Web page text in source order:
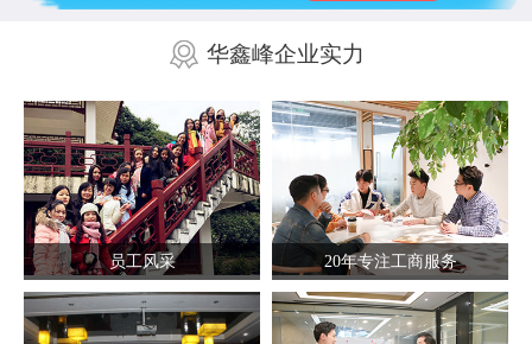
华鑫峰企业实力
员工风采 20年专注工商服务